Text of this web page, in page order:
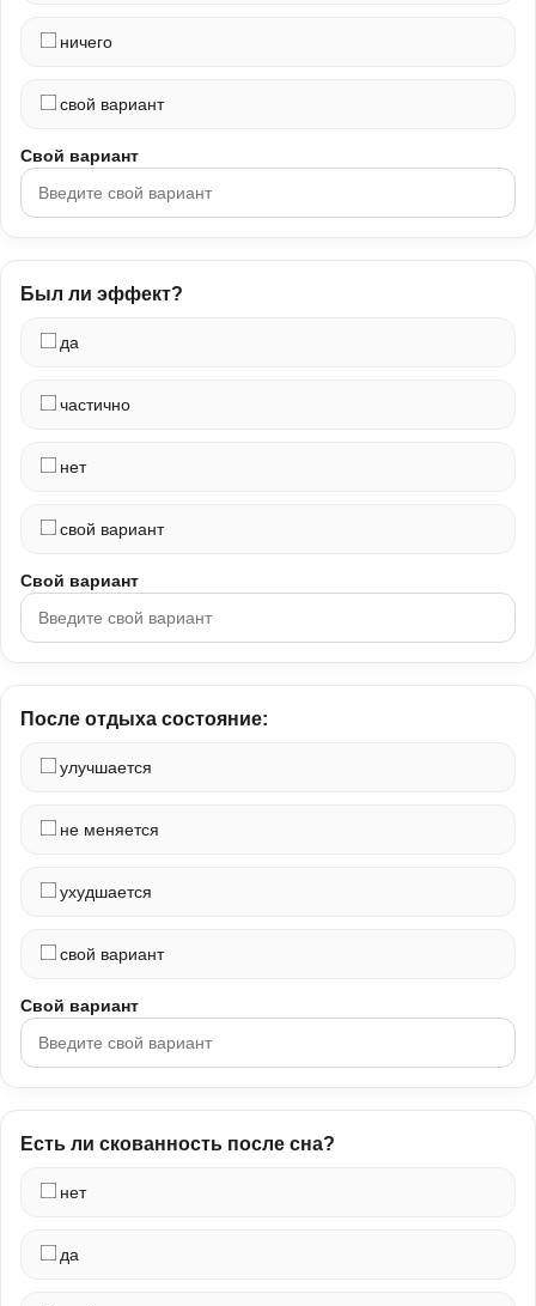
ничего
свой вариант
Свой вариант
Был ли эффект?
да
частично
нет
свой вариант
Свой вариант
После отдыха состояние:
улучшается
не меняется
ухудшается
свой вариант
Свой вариант
Есть ли скованность после сна?
нет
да